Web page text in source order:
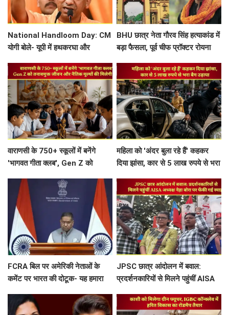
National Handloom Day: CM
योगी बोले- यूपी में हथकरघा और
कारीगरों के उत्थान के लिए...
BHU छात्र नेता गौरव सिंह हत्याकांड में
बड़ा फैसला, पूर्व चीफ प्रॉक्टर रोयना
वाराणसी के 750+ स्कूलों में बनेंगे
'भागवत गीता क्लब', Gen Z को
मिलेगी सीख
महिला को 'अंदर बुला रहे हैं' कहकर
दिया झांसा, कार से 5 लाख रुपये से भरा
FCRA बिल पर अमेरिकी नेताओं के
कमेंट पर भारत की दोटूक- यह हमारा
अपने कानून देखिए
JPSC छात्र आंदोलन में बवाल:
प्रदर्शनकारियों से मिलने पहुंचीं AISA